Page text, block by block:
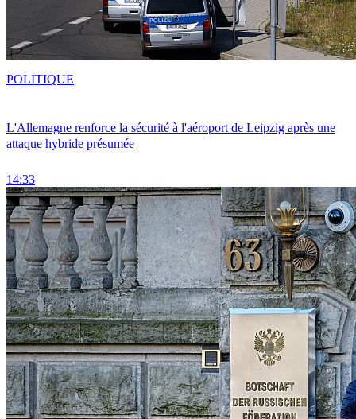
L'Allemagne renforce la sécurité à l'aéroport de Leipzig après une
attaque hybride présumée
14:33
POLITIQUE